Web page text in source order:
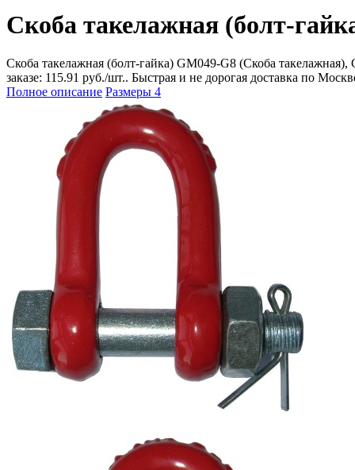
Скоба такелажная (болт-
Скоба такелажная (болт-гайка) GM049-G8 (Скоба
заказе: 115.91 руб./шт.. Быстрая и не дорогая доставка по
Полное описание Размеры 4